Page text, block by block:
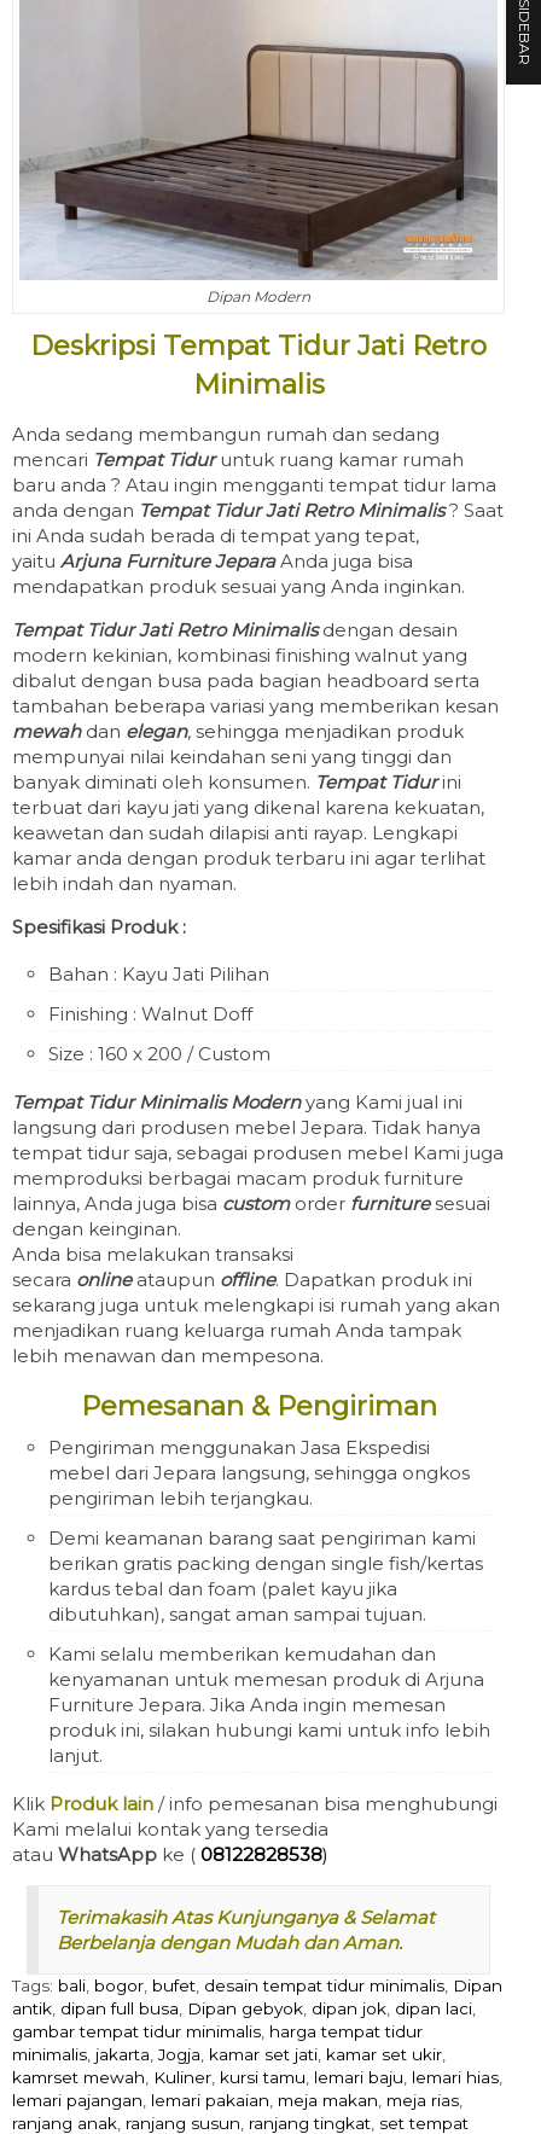
Dipan Modern
Deskripsi Tempat Tidur Jati Retro
Minimalis
Anda sedang membangun rumah dan sedang
mencari Tempat Tiduruntuk ruang kamar rumah
baru anda ? Atau ingin mengganti tempat tidur lama
anda dengan Tempat Tidur Jati Retro Minimalis ? Saat
ini Anda sudah berada di tempat yang tepat,
yaitu Arjuna Furniture JeparaAnda juga bisa
mendapatkan produk sesuai yang Anda inginkan.
Tempat Tidur Jati Retro Minimalisdengan desain
modern kekinian, kombinasi finishing walnut yang
dibalut dengan busa pada bagian headboard serta
tambahan beberapa variasi yang memberikan kesan
mewahdan elegan, sehingga menjadikan produk
mempunyai nilai keindahan seni yang tinggi dan
banyak diminati oleh konsumen. Tempat Tidurini
terbuat dari kayu jati yang dikenal karena kekuatan,
keawetan dan sudah dilapisi anti rayap. Lengkapi
kamar anda dengan produk terbaru ini agar terlihat
lebih indah dan nyaman.
Spesifikasi Produk :
Bahan : Kayu Jati Pilihan
Finishing : Walnut Doff
Size : 160 x 200 / Custom
Tempat Tidur Minimalis Modernyang Kami jual ini
langsung dari produsen mebel Jepara. Tidak hanya
tempat tidur saja, sebagai produsen mebel Kami juga
memproduksi berbagai macam produk furniture
lainnya, Anda juga bisa customorder furnituresesuai
dengan keinginan.
Anda bisa melakukan transaksi
secara onlineataupun offline. Dapatkan produk ini
sekarang juga untuk melengkapi isi rumah yang akan
menjadikan ruang keluarga rumah Anda tampak
lebih menawan dan mempesona.
Pemesanan & Pengiriman
Pengiriman menggunakan Jasa Ekspedisi
mebel dari Jepara langsung, sehingga ongkos
pengiriman lebih terjangkau.
Demi keamanan barang saat pengiriman kami
berikan gratis packing dengan single fish/kertas
kardus tebal dan foam (palet kayu jika
dibutuhkan), sangat aman sampai tujuan.
Kami selalu memberikan kemudahan dan
kenyamanan untuk memesan produk di Arjuna
Furniture Jepara. Jika Anda ingin memesan
produk ini, silakan hubungi kami untuk info lebih
lanjut.
Klik Produk lain / info pemesanan bisa menghubungi
Kami melalui kontak yang tersedia
atau WhatsApp ke ( 08122828538)
Terimakasih Atas Kunjunganya & Selamat
Berbelanja dengan Mudah dan Aman.
Tags: bali bogor bufet desain tempat tidur minimalis Dipan
antik dipan full busa Dipan gebyok dipan jok dipan laci
gambar tempat tidur minimalis harga tempat tidur
minimalis jakarta ,Jogja kamar set jati kamar set ukir
kamrset mewah
Kuliner kursi tamu lemari baju lemari hias
lemari pajangan lemari pakaian meja makan meja rias
ranjang anak ranjang susun ranjang tingkat set tempat
SIDEBAR